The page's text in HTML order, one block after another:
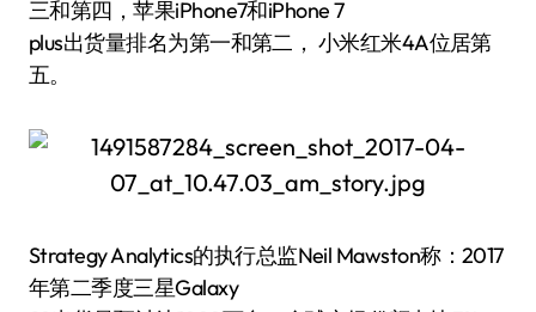
三和第四，苹果iPhone7和iPhone 7
plus出货量排名为第一和第二， 小米红米4A位居第
五。
Strategy Analytics的执行总监Neil Mawston称：2017
年第二季度三星Galaxy